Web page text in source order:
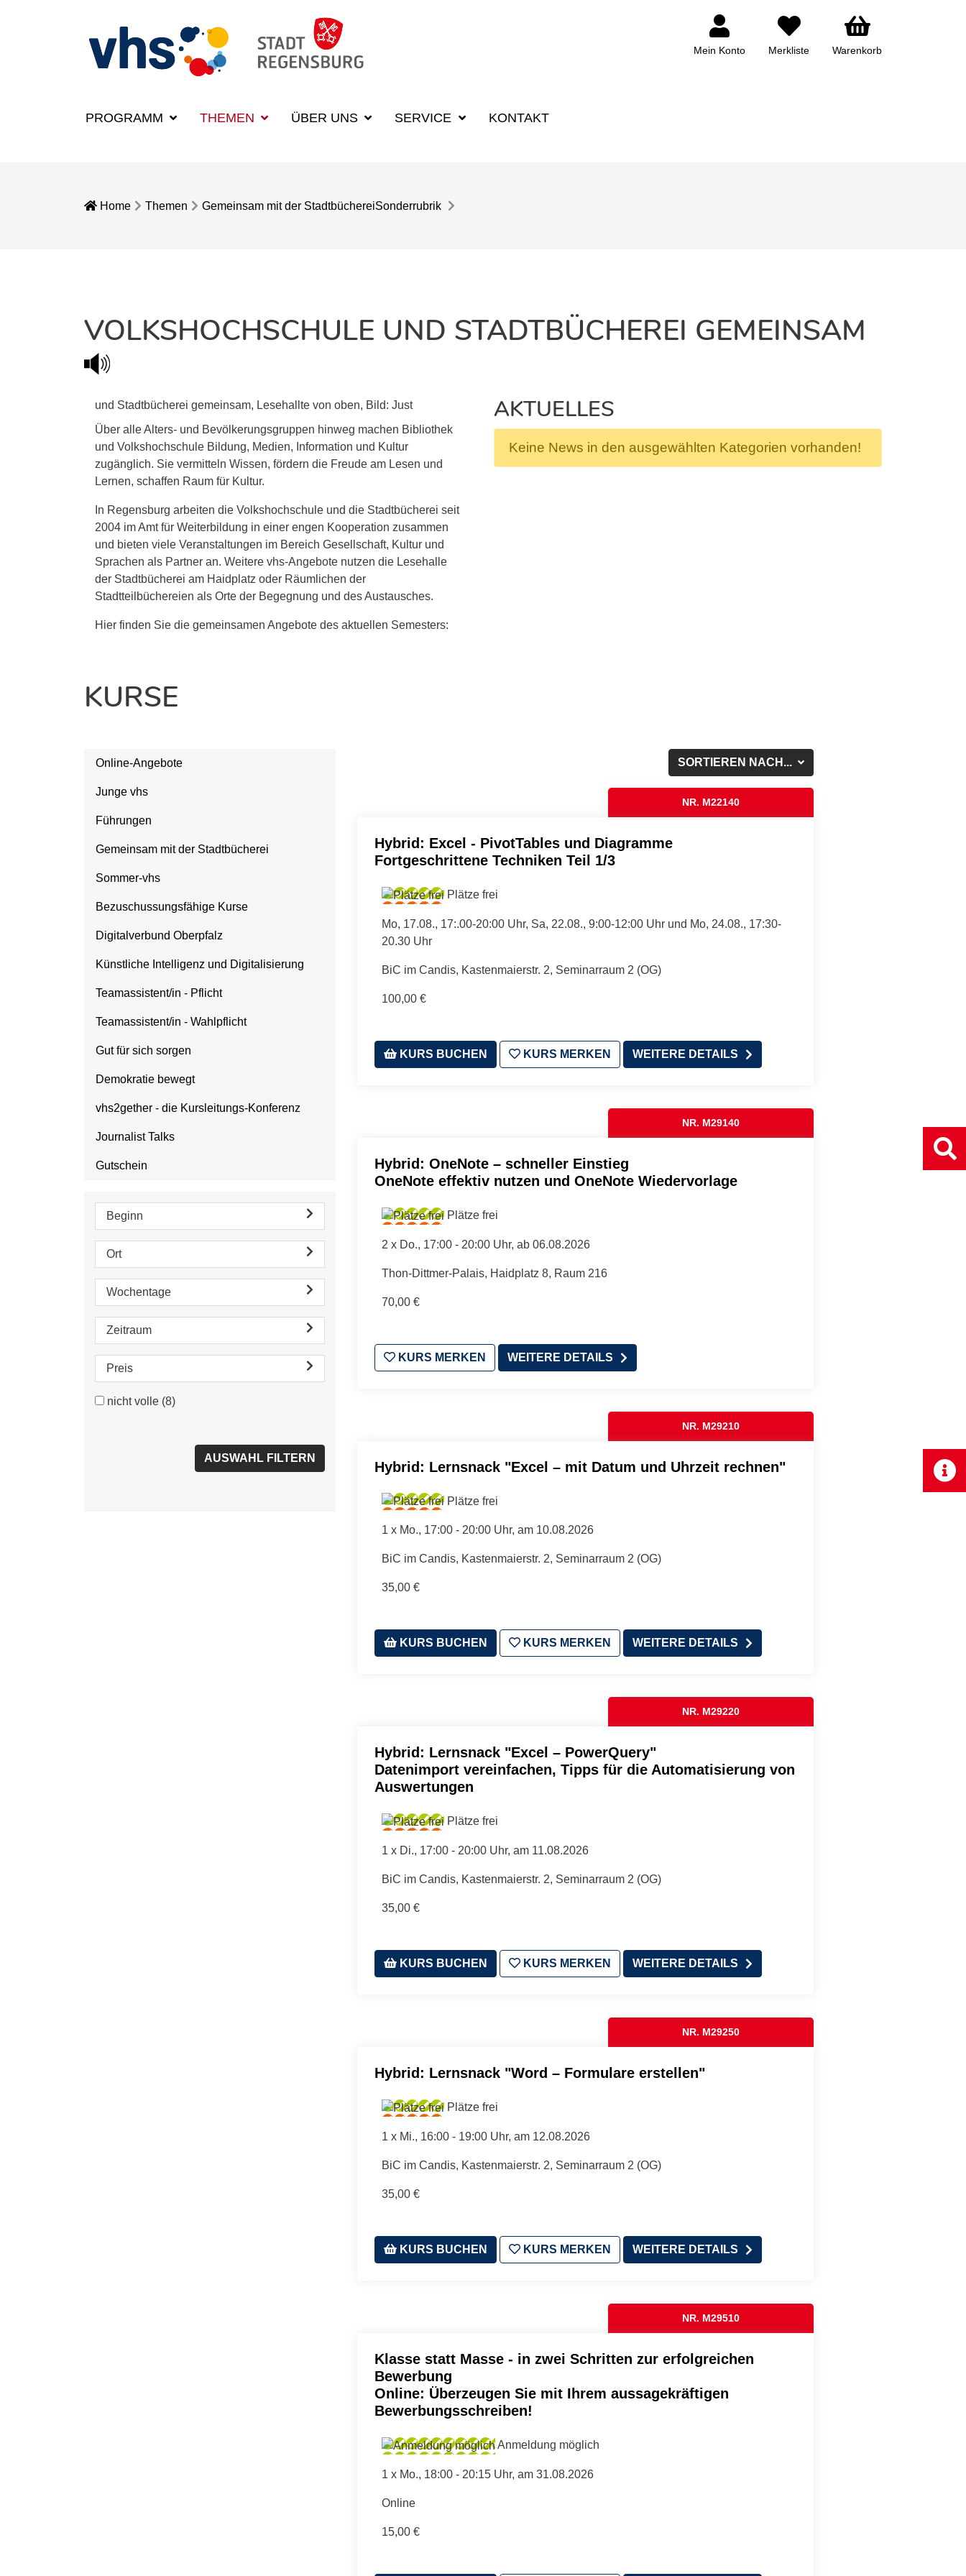
Mein Konto Merkliste Warenkorb
PROGRAMM THEMEN ÜBER UNS SERVICE KONTAKT
Home Themen Gemeinsam mit der StadtbüchereiSonderrubrik
VOLKSHOCHSCHULE UND STADTBÜCHEREI GEMEINSAM
Über alle Alters- und Bevölkerungsgruppen hinweg machen Bibliothek
und Volkshochschule Bildung, Medien, Information und Kultur
zugänglich. Sie vermitteln Wissen, fördern die Freude am Lesen und
Lernen, schaffen Raum für Kultur.
In Regensburg arbeiten die Volkshochschule und die Stadtbücherei seit
2004 im Amt für Weiterbildung in einer engen Kooperation zusammen
und bieten viele Veranstaltungen im Bereich Gesellschaft, Kultur und
Sprachen als Partner an. Weitere vhs-Angebote nutzen die Lesehalle
der Stadtbücherei am Haidplatz oder Räumlichen der
Stadtteilbüchereien als Orte der Begegnung und des Austausches.
Hier finden Sie die gemeinsamen Angebote des aktuellen Semesters:
AKTUELLES
Keine News in den ausgewählten Kategorien vorhanden!
KURSE
Online-Angebote
Junge vhs
Führungen
Gemeinsam mit der Stadtbücherei
Sommer-vhs
Bezuschussungsfähige Kurse
Digitalverbund Oberpfalz
Künstliche Intelligenz und Digitalisierung
Teamassistent/in - Pflicht
Teamassistent/in - Wahlpflicht
Gut für sich sorgen
Demokratie bewegt
vhs2gether - die Kursleitungs-Konferenz
Journalist Talks
Gutschein
Beginn
Ort
Wochentage
Zeitraum
Preis
nicht volle (8)
SORTIEREN NACH...
NR. M22140
Hybrid: Excel - PivotTables und Diagramme
Fortgeschrittene Techniken Teil 1/3
Plätze frei
Mo, 17.08., 17:.00-20:00 Uhr, Sa, 22.08., 9:00-12:00 Uhr und Mo, 24.08., 17:30-
20.30 Uhr
BiC im Candis, Kastenmaierstr. 2, Seminarraum 2 (OG)
100,00 €
KURS BUCHEN KURS MERKEN WEITERE DETAILS
NR. M29140
Hybrid: OneNote – schneller Einstieg
OneNote effektiv nutzen und OneNote Wiedervorlage
Plätze frei
2 x Do., 17:00 - 20:00 Uhr, ab 06.08.2026
Thon-Dittmer-Palais, Haidplatz 8, Raum 216
70,00 €
KURS MERKEN WEITERE DETAILS
NR. M29210
Hybrid: Lernsnack "Excel – mit Datum und Uhrzeit rechnen"
Plätze frei
1 x Mo., 17:00 - 20:00 Uhr, am 10.08.2026
BiC im Candis, Kastenmaierstr. 2, Seminarraum 2 (OG)
35,00 €
KURS BUCHEN KURS MERKEN WEITERE DETAILS
NR. M29220
Hybrid: Lernsnack "Excel – PowerQuery"
Datenimport vereinfachen, Tipps für die Automatisierung von
Auswertungen
Plätze frei
1 x Di., 17:00 - 20:00 Uhr, am 11.08.2026
BiC im Candis, Kastenmaierstr. 2, Seminarraum 2 (OG)
35,00 €
KURS BUCHEN KURS MERKEN WEITERE DETAILS
NR. M29250
Hybrid: Lernsnack "Word – Formulare erstellen"
Plätze frei
1 x Mi., 16:00 - 19:00 Uhr, am 12.08.2026
BiC im Candis, Kastenmaierstr. 2, Seminarraum 2 (OG)
35,00 €
KURS BUCHEN KURS MERKEN WEITERE DETAILS
NR. M29510
Klasse statt Masse - in zwei Schritten zur erfolgreichen
Bewerbung
Online: Überzeugen Sie mit Ihrem aussagekräftigen
Bewerbungsschreiben!
Anmeldung möglich
1 x Mo., 18:00 - 20:15 Uhr, am 31.08.2026
Online
15,00 €